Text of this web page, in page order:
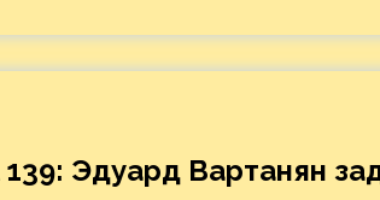
139: Эдуард Вартанян